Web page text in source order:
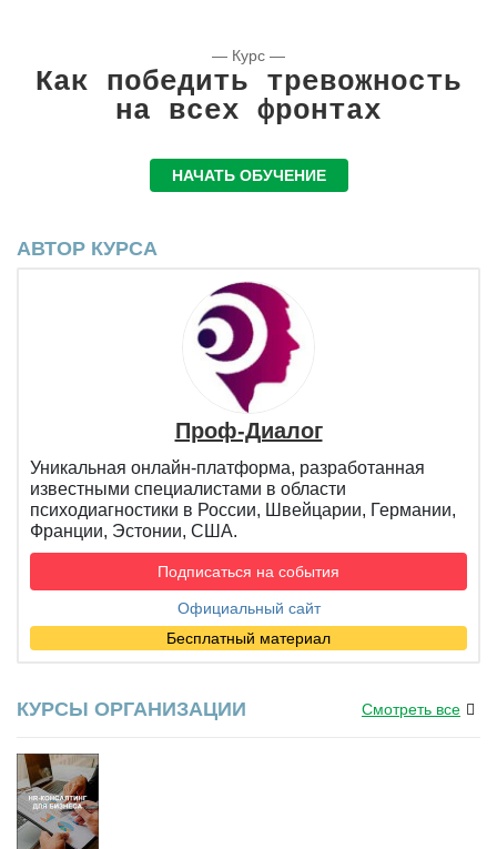
— Курс —
Как победить тревожность
на всех фронтах
НАЧАТЬ ОБУЧЕНИЕ
АВТОР КУРСА
Проф-Диалог
Уникальная онлайн-платформа, разработанная
известными специалистами в области
психодиагностики в России, Швейцарии, Германии,
Франции, Эстонии, США.
Подписаться на события
Официальный сайт
Бесплатный материал
КУРСЫ ОРГАНИЗАЦИИ Смотреть все